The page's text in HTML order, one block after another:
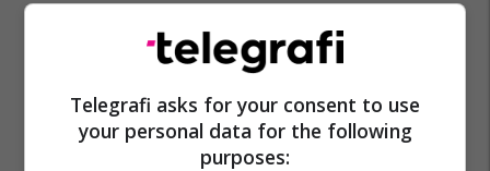
Telegrafi asks for your consent to use
your personal data for the following
purposes: